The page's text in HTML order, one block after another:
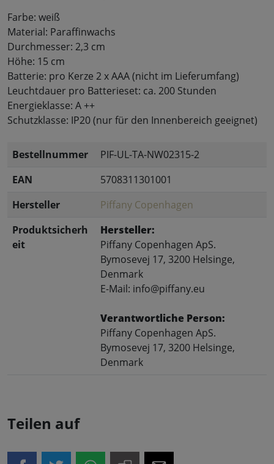
Farbe: weiß
Material: Paraffinwachs
Durchmesser: 2,3 cm
Höhe: 15 cm
Batterie: pro Kerze 2 x AAA (nicht im Lieferumfang)
Leuchtdauer pro Batterieset: ca. 200 Stunden
Energieklasse: A ++
Schutzklasse: IP20 (nur für den Innenbereich geeignet)
Bestellnummer
PIF-UL-TA-NW02315-2
EAN
5708311301001
Hersteller
Piffany Copenhagen
Produktsicherh
eit
Hersteller:
Piffany Copenhagen ApS.
Bymosevej 17, 3200 Helsinge,
Denmark
E-Mail: info@piffany.eu
Verantwortliche Person:
Piffany Copenhagen ApS.
Bymosevej 17, 3200 Helsinge,
Denmark
Teilen auf